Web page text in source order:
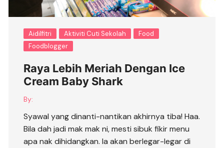
Aidilfitri Aktiviti Cuti Sekolah
Food
Foodblogger
Raya Lebih Meriah Dengan Ice
Cream Baby Shark
By:
Syawal yang dinanti-nantikan akhirnya tiba! Haa.
Bila dah jadi mak mak ni, mesti sibuk fikir menu
apa nak dihidangkan. la akan berlegar-legar di